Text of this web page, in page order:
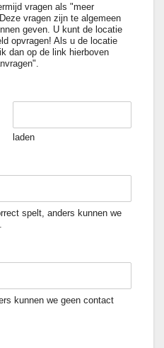
vragen als "meer
vragen zijn te algemeen
geven. U kunt de locatie
opvragen! Als u de locatie
dan op de link hierboven
laden
spelt, anders kunnen we
kunnen we geen contact